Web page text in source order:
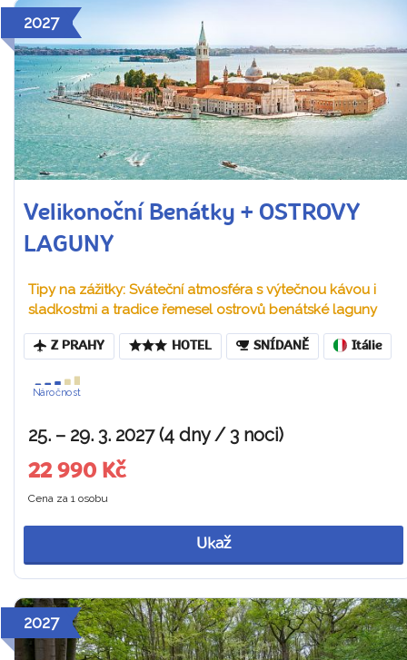
2027
Velikonoční Benátky + OSTROVY
LAGUNY
Tipy na zážitky: Sváteční atmosféra s výtečnou kávou i
sladkostmi a tradice řemesel ostrovů benátské laguny
Z PRAHY HOTEL SNÍDANĚ Itálie
Náročnost
25. – 29. 3. 2027 (4 dny / 3 noci)
22 990 Kč
Cena za 1 osobu
Ukaž
2027